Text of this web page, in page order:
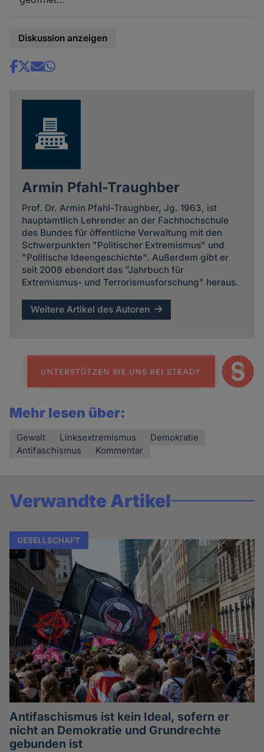
Diskussion anzeigen
Share
Armin Pfahl-Traughber
Prof. Dr. Armin Pfahl-Traughber, Jg. 1963, ist
hauptamtlich Lehrender an der Fachhochschule
des Bundes für öffentliche Verwaltung mit den
Schwerpunkten "Politischer Extremismus" und
"Politische Ideengeschichte". Außerdem gibt er
seit 2008 ebendort das "Jahrbuch für
Extremismus- und Terrorismusforschung" heraus.
Weitere Artikel des Autoren
Mehr lesen über:
Gewalt Linksextremismus
Demokratie
Antifaschismus
Kommentar
Verwandte Artikel
GESELLSCHAFT
Antifaschismus ist kein Ideal, sofern er
nicht an Demokratie und Grundrechte
gebunden ist